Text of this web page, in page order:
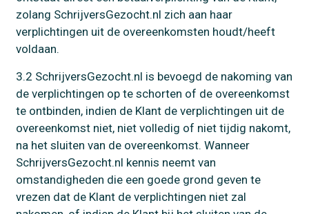
zolang SchrijversGezocht.nl zich aan haar
verplichtingen uit de overeenkomsten houdt/heeft
voldaan.
3.2 SchrijversGezocht.nl is bevoegd de nakoming van
de verplichtingen op te schorten of de overeenkomst
te ontbinden, indien de Klant de verplichtingen uit de
overeenkomst niet, niet volledig of niet tijdig nakomt,
na het sluiten van de overeenkomst. Wanneer
SchrijversGezocht.nl kennis neemt van
omstandigheden die een goede grond geven te
vrezen dat de Klant de verplichtingen niet zal